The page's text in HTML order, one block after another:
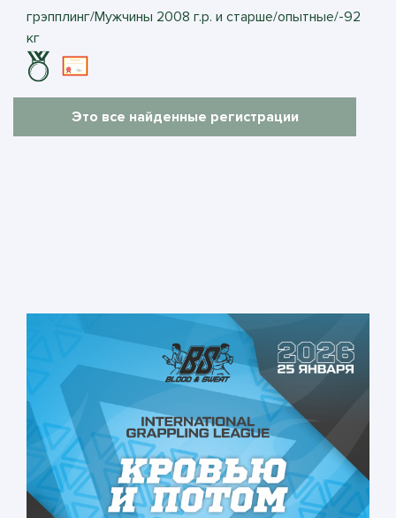
грэпплинг/Мужчины 2008 г.р. и старше/опытные/-92
кг
Это все найденные регистрации